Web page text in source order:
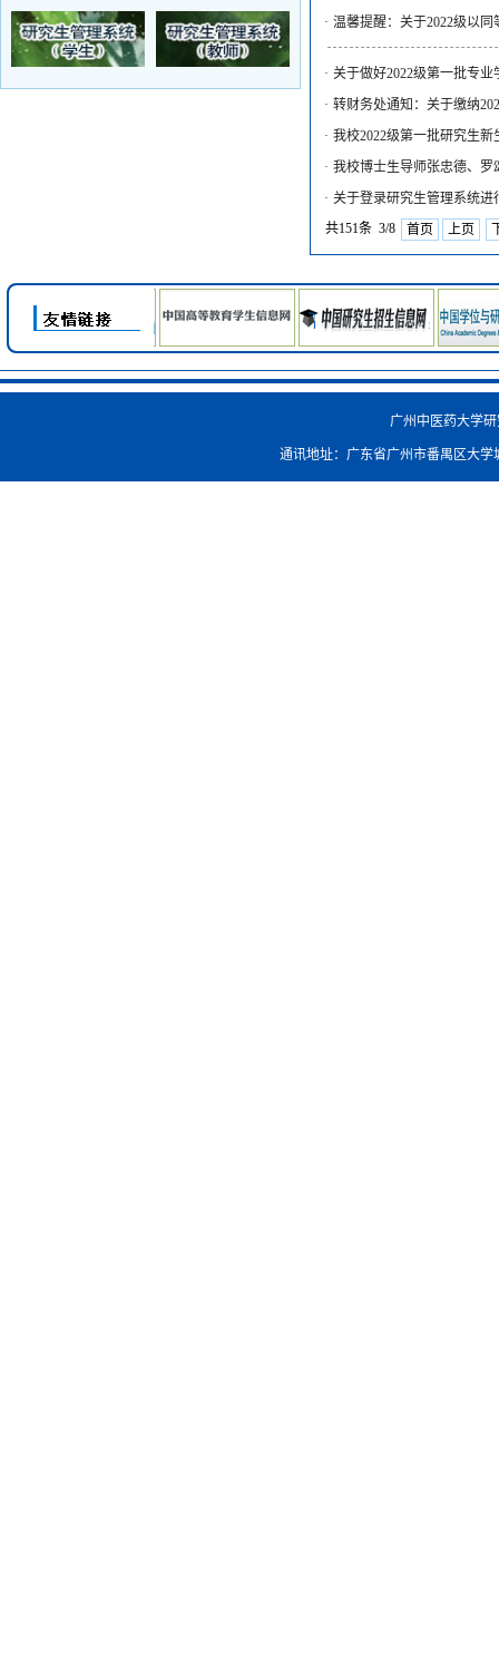
· 温馨提醒：关于2022级以
· 关于做好2022级第一批专
· 转财务处通知：关于缴纳
· 我校2022级第一批研究生
· 我校博士生导师张忠德、
· 关于登录研究生管理系统
共151条 3/8
首页 上页
广州中医药大学
通讯地址：广东省广州市番禺区大